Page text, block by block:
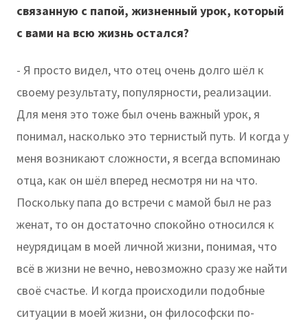
связанную с папой, жизненный урок, который
с вами на всю жизнь остался?
- Я просто видел, что отец очень долго шёл к
своему результату, популярности, реализации.
Для меня это тоже был очень важный урок, я
понимал, насколько это тернистый путь. И когда у
меня возникают сложности, я всегда вспоминаю
отца, как он шёл вперед несмотря ни на что.
Поскольку папа до встречи с мамой был не раз
женат, то он достаточно спокойно относился к
неурядицам в моей личной жизни, понимая, что
всё в жизни не вечно, невозможно сразу же найти
своё счастье. И когда происходили подобные
ситуации в моей жизни, он философски по-